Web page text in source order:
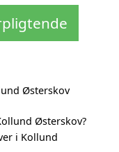
Østerskov
Østerskov?
i Kollund